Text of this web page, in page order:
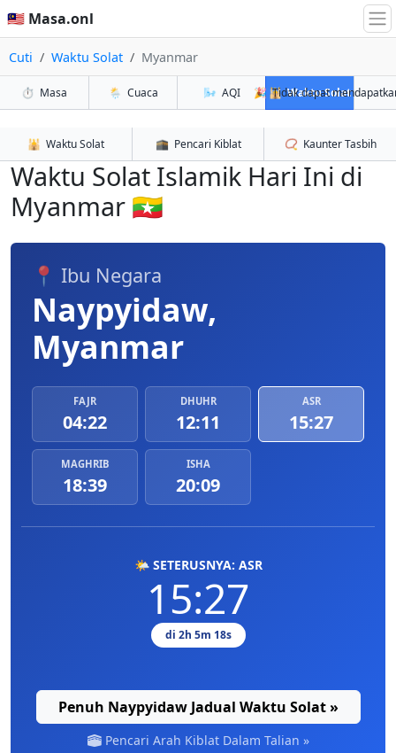
🇲🇾 Masa.onl
Cuti Waktu Solat Myanmar
⏱️ Masa 🌦️ Cuaca 🌬️ AQI 🕌 Waktu Solat
🎉 Tidak dapat
🕌 Waktu Solat 🕋 Pencari Kiblat 📿 Kaunter Tasbih
Waktu Solat Islamik Hari Ini di
Myanmar 🇲🇲
📍 Ibu Negara
Naypyidaw,
Myanmar
FAJR
04:22
DHUHR
12:11
ASR
15:27
MAGHRIB
18:39
ISHA
20:09
🌤️ SETERUSNYA: ASR
15:27
di 2h 5m 18s
Penuh Naypyidaw Jadual Waktu Solat »
Pencari Arah Kiblat Dalam Talian »